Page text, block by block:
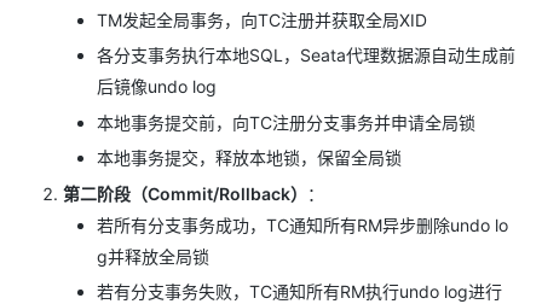
TM发起全局事务，向TC注册并获取全局XID
各分支事务执行本地SQL，Seata代理数据源自动生成前
后镜像undo log
本地事务提交前，向TC注册分支事务并申请全局锁
本地事务提交，释放本地锁，保留全局锁
第二阶段（Commit/Rollback）
：
若所有分支事务成功，TC通知所有RM异步删除undo lo
g并释放全局锁
若有分支事务失败，TC通知所有RM执行undo log进行